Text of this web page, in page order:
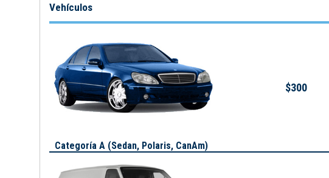
Vehículos
Categoría A (Sedan, Polaris, CanAm)
$300